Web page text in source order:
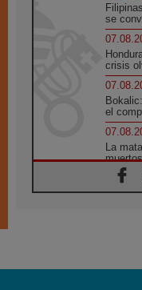
se
crisis
el
La
Tagle: